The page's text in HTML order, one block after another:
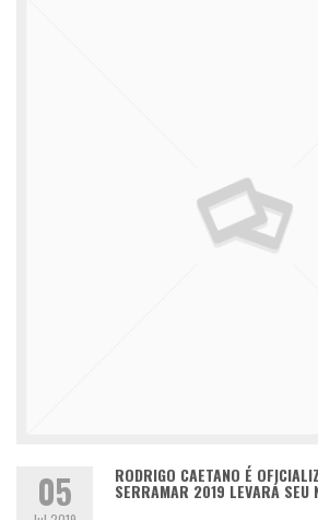
05 RODRIGO CAETANO É
SERRAMAR 2019 LEVARÁ SEU